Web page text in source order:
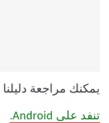
يمكنك مراجعة دليلنا
تنفد على Android.